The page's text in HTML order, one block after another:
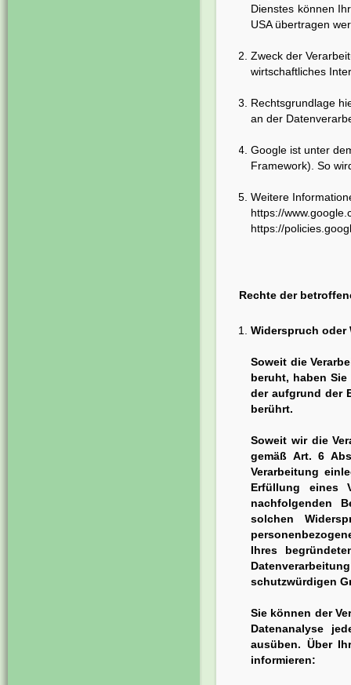
Dienstes können
USA übertragen
Zweck der
wirtschaftliches
Rechtsgrundlage
an der
Google ist unter
Framework). So
Weitere
https://
https://
Rechte der
Widerspruch oder
Soweit die
beruht, haben
der aufgrund der
berührt.
Soweit wir die
gemäß Art. 6
Verarbeitung
Erfüllung eines
nachfolgenden
solchen
Ihres
schutzwürdigen
Sie können der
Datenanalyse
ausüben. Über
informieren: